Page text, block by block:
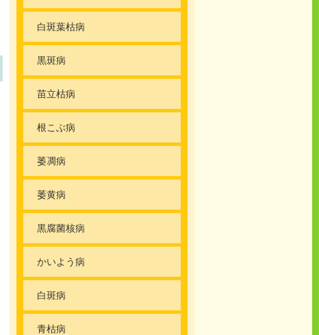
白斑葉枯病
黒斑病
苗立枯病
根こぶ病
萎凋病
萎黄病
黒腐菌核病
かいよう病
白斑病
青枯病